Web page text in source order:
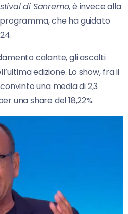
di Sanremo, è invece alla
che ha guidato
calante, gli ascolti
edizione. Lo show, fra il
una media di 2,3
una share del 18,22%.